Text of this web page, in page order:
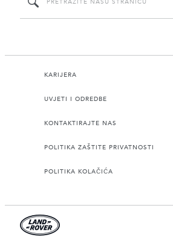
KARIJERA
UVJETI I ODREDBE
KONTAKTIRAJTE NAS
POLITIKA ZAŠTITE PRIVATNOSTI
POLITIKA KOLAČIĆA